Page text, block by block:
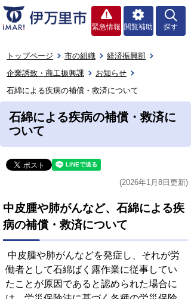
緊急情報 閲覧補助 探す
トップページ 市の組織
経済振興部
企業誘致・商工振興課
お知らせ
石綿による疾病の補償・救済について
石綿による疾病の補償・救済に
ついて
(2026年1月8日更新)
中皮腫や肺がんなど、石綿による疾
病の補償・救済について
中皮腫や肺がんなどを発症し、それが労
働者として石綿ばく露作業に従事してい
たことが原因であると認められた場合に